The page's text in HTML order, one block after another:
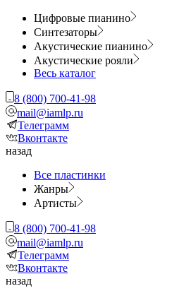
Цифровые пианино
Синтезаторы
Акустические пианино
Акустические рояли
Весь каталог
8 (800) 700-41-98
mail@iamlp.ru
Телеграмм
Вконтакте
назад
Все пластинки
Жанры
Артисты
8 (800) 700-41-98
mail@iamlp.ru
Телеграмм
Вконтакте
назад